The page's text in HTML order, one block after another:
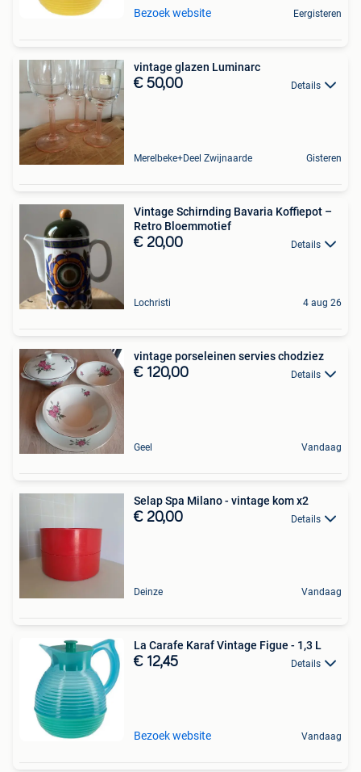
Bezoek website Eergisteren
vintage glazen Luminarc
€ 50,00 Details
Merelbeke+Deel Zwijnaarde Gisteren
Vintage Schirnding Bavaria Koffiepot –
Retro Bloemmotief
€ 20,00 Details
Lochristi 4 aug 26
vintage porseleinen servies chodziez
€ 120,00 Details
Geel Vandaag
Selap Spa Milano - vintage kom x2
€ 20,00 Details
Deinze Vandaag
La Carafe Karaf Vintage Figue - 1,3 L
€ 12,45 Details
Bezoek website Vandaag